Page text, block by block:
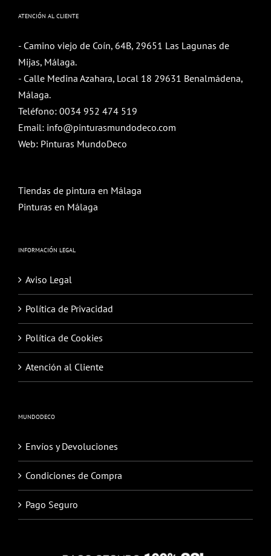
ATENCIÓN AL CLIENTE
- Camino viejo de Coín, 64B, 29651 Las Lagunas de
Mijas, Málaga.
- Calle Medina Azahara, Local 18 29631 Benalmádena,
Málaga.
Teléfono: 0034 952 474 519
Email: info@pinturasmundodeco.com
Web: Pinturas MundoDeco
Tiendas de pintura en Málaga
Pinturas en Málaga
INFORMACIÓN LEGAL
Aviso Legal
Política de Privacidad
Política de Cookies
Atención al Cliente
MUNDODECO
Envíos y Devoluciones
Condiciones de Compra
Pago Seguro